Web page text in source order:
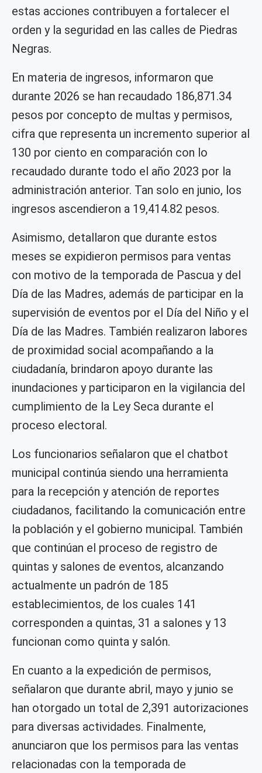
estas acciones contribuyen a fortalecer el
orden y la seguridad en las calles de Piedras
Negras.
En materia de ingresos, informaron que
durante 2026 se han recaudado 186,871.34
pesos por concepto de multas y permisos,
cifra que representa un incremento superior al
130 por ciento en comparación con lo
recaudado durante todo el año 2023 por la
administración anterior. Tan solo en junio, los
ingresos ascendieron a 19,414.82 pesos.
Asimismo, detallaron que durante estos
meses se expidieron permisos para ventas
con motivo de la temporada de Pascua y del
Día de las Madres, además de participar en la
supervisión de eventos por el Día del Niño y el
Día de las Madres. También realizaron labores
de proximidad social acompañando a la
ciudadanía, brindaron apoyo durante las
inundaciones y participaron en la vigilancia del
cumplimiento de la Ley Seca durante el
proceso electoral.
Los funcionarios señalaron que el chatbot
municipal continúa siendo una herramienta
para la recepción y atención de reportes
ciudadanos, facilitando la comunicación entre
la población y el gobierno municipal. También
que continúan el proceso de registro de
quintas y salones de eventos, alcanzando
actualmente un padrón de 185
establecimientos, de los cuales 141
corresponden a quintas, 31 a salones y 13
funcionan como quinta y salón.
En cuanto a la expedición de permisos,
señalaron que durante abril, mayo y junio se
han otorgado un total de 2,391 autorizaciones
para diversas actividades. Finalmente,
anunciaron que los permisos para las ventas
relacionadas con la temporada de